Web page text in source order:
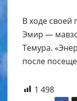
В ходе своей
Эмир —
Темура.
после
1 498